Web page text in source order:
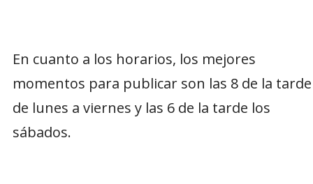
En cuanto a los horarios, los mejores
momentos para publicar son las 8 de la tarde
de lunes a viernes y las 6 de la tarde los
sábados.